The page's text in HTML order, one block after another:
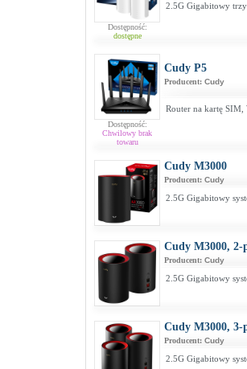
Dostępność:
dostępne
2.5G Gigabitowy
Dostępność:
Chwilowy brak
towaru
Cudy P5
Producent: Cudy
Router na kartę
Cudy M3000
Producent: Cudy
2.5G Gigabitowy
Cudy M3000, 2-
Producent: Cudy
2.5G Gigabitowy
Cudy M3000, 3-
Producent: Cudy
2.5G Gigabitowy